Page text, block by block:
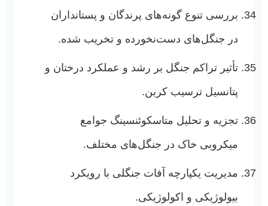
بررسی تنوع گونه‌های پرندگان و پستانداران
در جنگل‌های دست‌نخورده و تخریب شده.
تأثیر تراکم جنگل بر رشد و عملکرد درختان و
پتانسیل ترسیب کربن.
تجزیه و تحلیل متاسکوئنسینگ جوامع
میکروبی خاک در جنگل‌های مختلف.
مدیریت یکپارچه آفات جنگلی با رویکرد
بیولوژیکی و اکولوژیکی.